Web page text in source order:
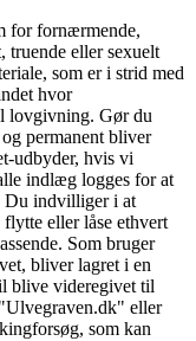
for fornærmende,
eller sexuelt
som er i strid med
hvor
lovgivning. Gør du
permanent bliver
udbyder, hvis vi
indlæg logges for at
Du indvilliger i at
eller låse ethvert
Som bruger
bliver lagret i en
blive videregivet til
eller
som kan